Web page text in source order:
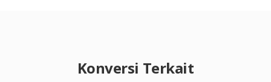
Konversi Terkait